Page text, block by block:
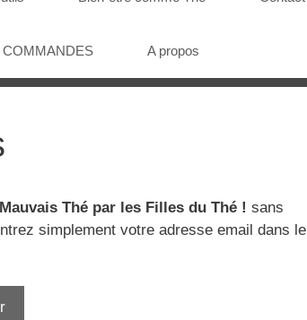
COMMANDES A propos
Thé par les Filles du Thé ! sans
simplement votre adresse email dans le